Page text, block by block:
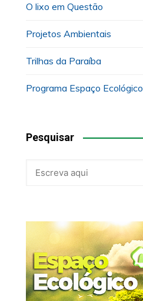
O lixo em Questão
Projetos Ambientais
Trilhas da Paraíba
Programa Espaço Ecológico
Pesquisar